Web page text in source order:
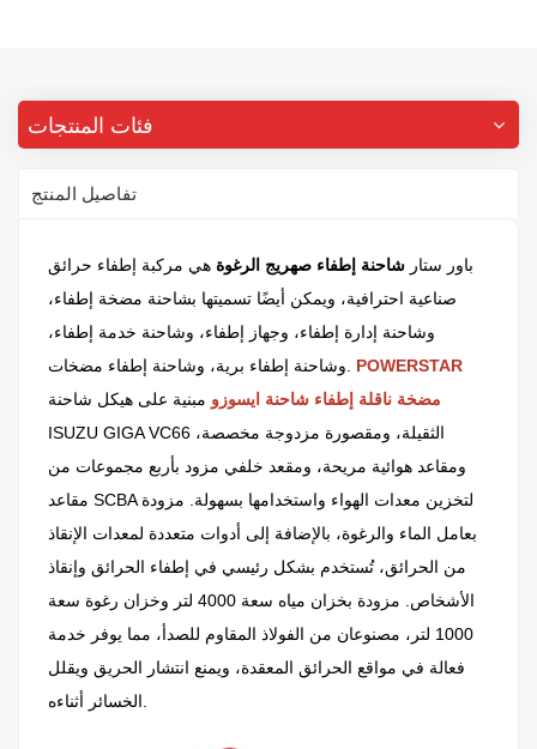
فئات المنتجات
تفاصيل المنتج
باور ستار شاحنة إطفاء صهريج الرغوة هي مركبة إطفاء حرائق
صناعية احترافية، ويمكن أيضًا تسميتها بشاحنة مضخة إطفاء،
وشاحنة إدارة إطفاء، وجهاز إطفاء، وشاحنة خدمة إطفاء،
وشاحنة إطفاء برية، وشاحنة إطفاء مضخات. POWERSTAR
مضخة ناقلة إطفاء شاحنة ايسوزو مبنية على هيكل شاحنة
ISUZU GIGA VC66 الثقيلة، ومقصورة مزدوجة مخصصة،
ومقاعد هوائية مريحة، ومقعد خلفي مزود بأربع مجموعات من
مقاعد SCBA لتخزين معدات الهواء واستخدامها بسهولة. مزودة
بعامل الماء والرغوة، بالإضافة إلى أدوات متعددة لمعدات الإنقاذ
من الحرائق، تُستخدم بشكل رئيسي في إطفاء الحرائق وإنقاذ
الأشخاص. مزودة بخزان مياه سعة 4000 لتر وخزان رغوة سعة
1000 لتر، مصنوعان من الفولاذ المقاوم للصدأ، مما يوفر خدمة
فعالة في مواقع الحرائق المعقدة، ويمنع انتشار الحريق ويقلل
الخسائر أثناءه.